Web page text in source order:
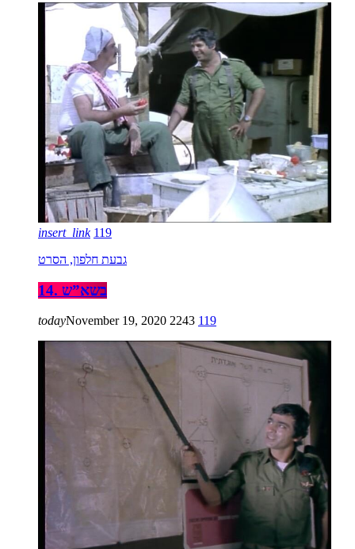
insert_link 119
גבעת חלפון, הסרט
14. בשא”ש
todayNovember 19, 2020 2243 119